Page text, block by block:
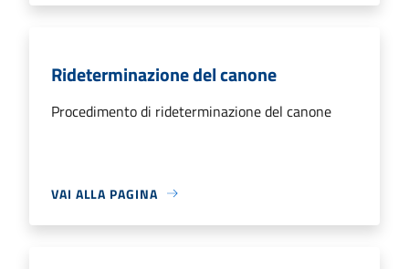
Rideterminazione del canone
Procedimento di rideterminazione del canone
VAI ALLA PAGINA